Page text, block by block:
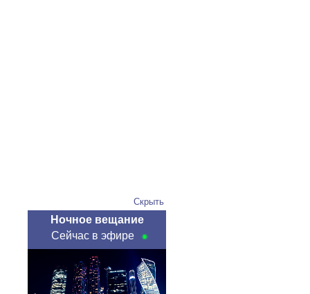
Скрыть
Ночное вещание
Сейчас в эфире